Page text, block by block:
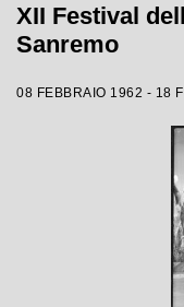
XII Festival
Sanremo
08 FEBBRAIO 1962 - 18